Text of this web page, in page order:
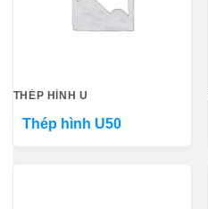
THÉP HÌNH U
Thép hình U50